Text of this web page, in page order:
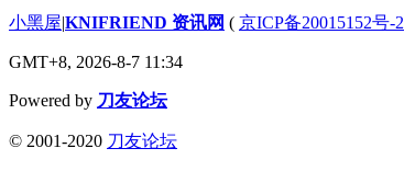
小黑屋|KNIFRIEND 资讯网 ( 京ICP备20015152号-2
GMT+8, 2026-8-7 11:34
Powered by 刀友论坛
© 2001-2020 刀友论坛